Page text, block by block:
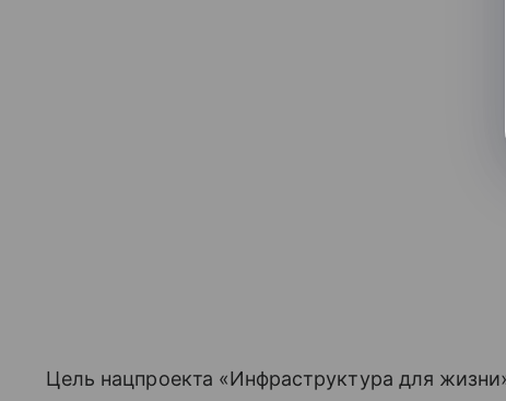
Цель нацпроекта «Инфраструктура для